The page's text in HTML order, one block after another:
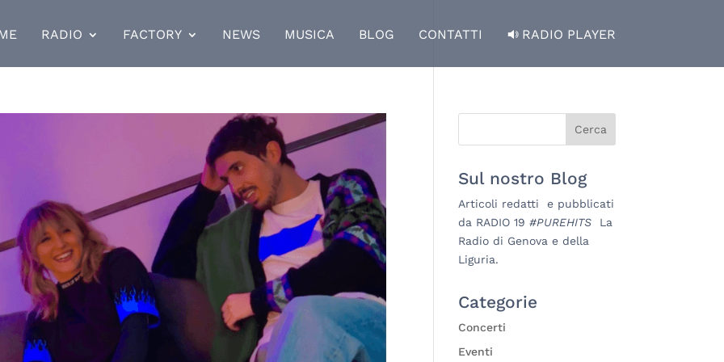
RADIO FACTORY NEWS MUSICA BLOG CONTATTI RADIO PLAYER
Sul nostro Blog
Articoli redatti e pubblicati
da RADIO 19#PUREHITS La
Radio di Genova e della
Liguria.
Categorie
Concerti
Eventi